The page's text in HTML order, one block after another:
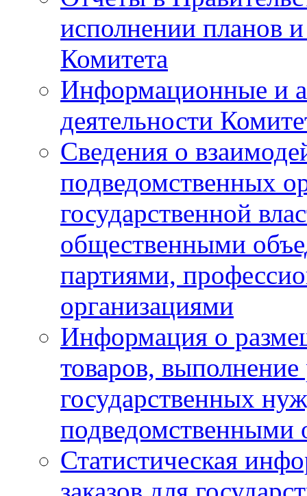
исполнении планов и
Комитета
Информационные и
деятельности
Сведения о
подведомственных
государственной
общественными
партиями,
организациями
Информация о
товаров, выполнение
государственных
подведомственными
Статистическая